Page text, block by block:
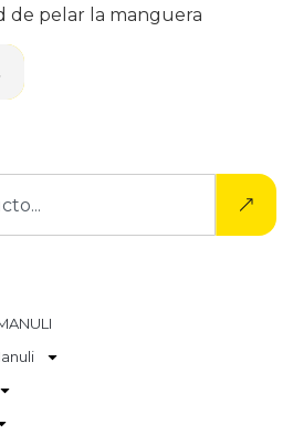
de pelar la manguera